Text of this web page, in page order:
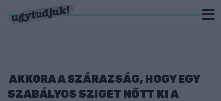
AKKORA A SZÁRAZSÁG, HOGY EGY
SZABÁLYOS SZIGET NŐTT KI A